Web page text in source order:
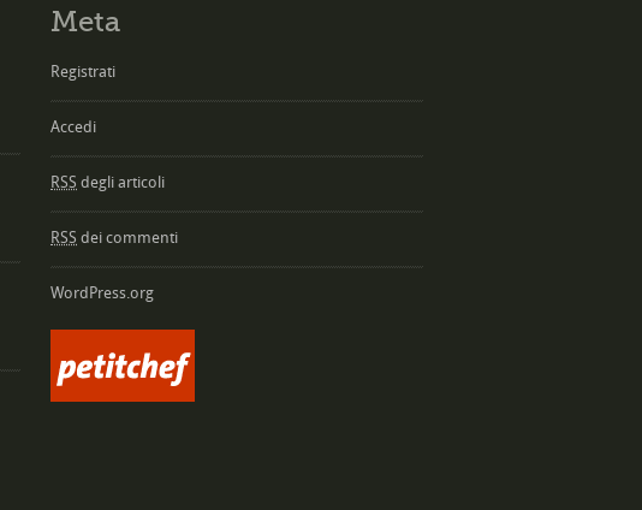
Meta
Registrati
Accedi
RSS degli articoli
RSS dei commenti
WordPress.org